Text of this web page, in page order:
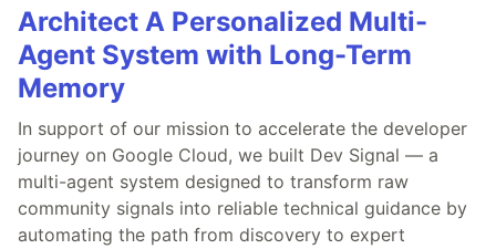
Architect A Personalized Multi-
Agent System with Long-Term
Memory
In support of our mission to accelerate the developer
journey on Google Cloud, we built Dev Signal — a
multi-agent system designed to transform raw
community signals into reliable technical guidance by
automating the path from discovery to expert